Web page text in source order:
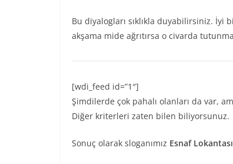
Bu diyalogları sıklıkla duyabilirsiniz. İyi
akşama mide ağrıtırsa o civarda
[wdi_feed id=”1″]
Şimdilerde çok pahalı olanları da var,
Diğer kriterleri zaten bilen biliyorsunuz.
Sonuç olarak sloganımız Esnaf